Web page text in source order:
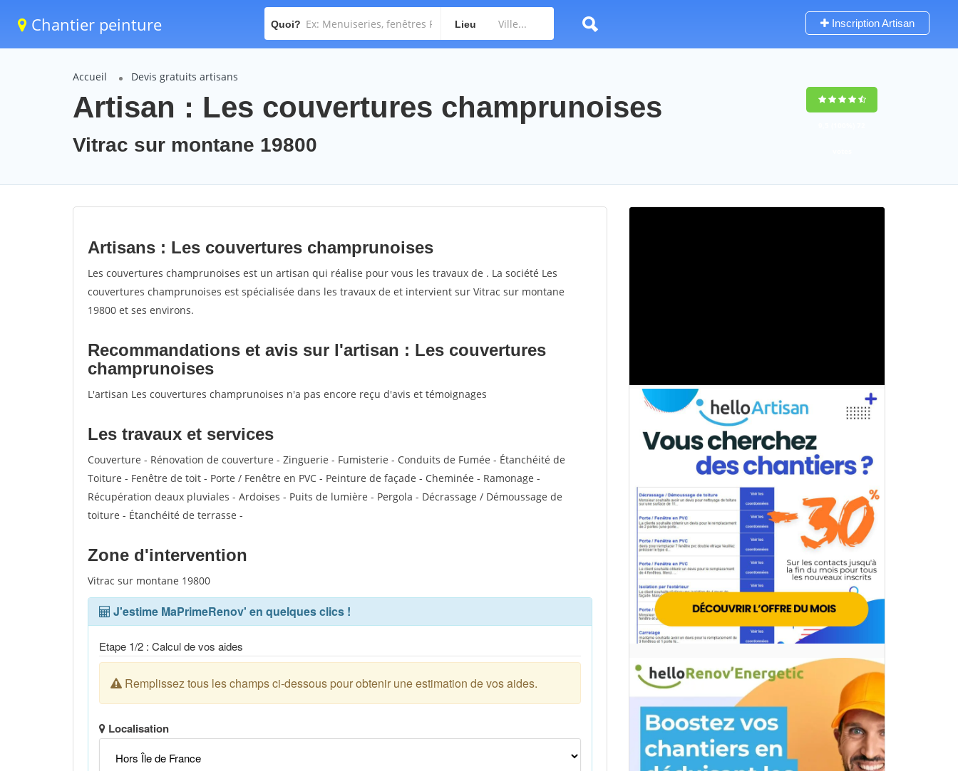
Chantier peinture Quoi? Lieu Inscription Artisan
Accueil Devis gratuits artisans
Artisan : Les couvertures champrunoises
Vitrac sur montane 19800
Artisans : Les couvertures champrunoises
Les couvertures champrunoises est un artisan qui réalise pour vous les travaux de . La société Les
couvertures champrunoises est spécialisée dans les travaux de et intervient sur Vitrac sur montane
19800 et ses environs.
Recommandations et avis sur l'artisan : Les couvertures
champrunoises
L'artisan Les couvertures champrunoises n'a pas encore reçu d'avis et témoignages
Les travaux et services
Couverture - Rénovation de couverture - Zinguerie - Fumisterie - Conduits de Fumée - Étanchéité de
Toiture - Fenêtre de toit - Porte / Fenêtre en PVC - Peinture de façade - Cheminée - Ramonage -
Récupération deaux pluviales - Ardoises - Puits de lumière - Pergola - Décrassage / Démoussage de
toiture - Étanchéité de terrasse -
Zone d'intervention
Vitrac sur montane 19800